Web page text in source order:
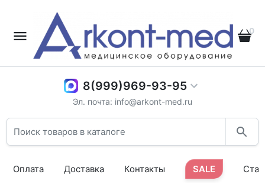
0
8(999)969-93-95
Эл. почта: info@arkont-med.ru
Оплата Доставка Контакты SALE